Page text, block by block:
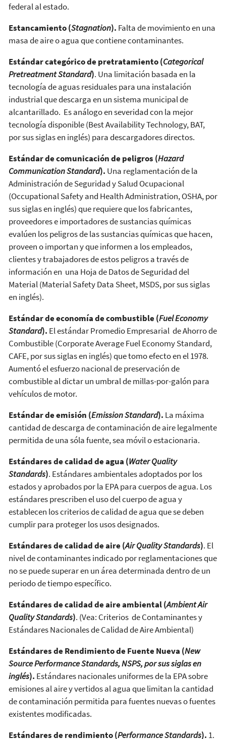
federal al estado.
Estancamiento (Stagnation). Falta de movimiento en una
masa de aire o agua que contiene contaminantes.
Estándar categórico de pretratamiento (Categorical
Pretreatment Standard). Una limitación basada en la
tecnología de aguas residuales para una instalación
industrial que descarga en un sistema municipal de
alcantarillado. Es análogo en severidad con la mejor
tecnología disponible (Best Availability Technology, BAT,
por sus siglas en inglés) para descargadores directos.
Estándar de comunicación de peligros (Hazard
Communication Standard). Una reglamentación de la
Administración de Seguridad y Salud Ocupacional
(Occupational Safety and Health Administration, OSHA, por
sus siglas en inglés) que requiere que los fabricantes,
proveedores e importadores de sustancias químicas
evalúen los peligros de las sustancias químicas que hacen,
proveen o importan y que informen a los empleados,
clientes y trabajadores de estos peligros a través de
información en una Hoja de Datos de Seguridad del
Material (Material Safety Data Sheet, MSDS, por sus siglas
en inglés).
Estándar de economía de combustible (Fuel Economy
Standard). El estándar Promedio Empresarial de Ahorro de
Combustible (Corporate Average Fuel Economy Standard,
CAFE, por sus siglas en inglés) que tomo efecto en el 1978.
Aumentó el esfuerzo nacional de preservación de
combustible al dictar un umbral de millas-por-galón para
vehículos de motor.
Estándar de emisión (Emission Standard). La máxima
cantidad de descarga de contaminación de aire legalmente
permitida de una sóla fuente, sea móvil o estacionaria.
Estándares de calidad de agua (Water Quality
Standards). Estándares ambientales adoptados por los
estados y aprobados por la EPA para cuerpos de agua. Los
estándares prescriben el uso del cuerpo de agua y
establecen los criterios de calidad de agua que se deben
cumplir para proteger los usos designados.
Estándares de calidad de aire (Air Quality Standards). El
nivel de contaminantes indicado por reglamentaciones que
no se puede superar en un área determinada dentro de un
periodo de tiempo específico.
Estándares de calidad de aire ambiental (Ambient Air
Quality Standards). (Vea: Criterios de Contaminantes y
Estándares Nacionales de Calidad de Aire Ambiental)
Estándares de Rendimiento de Fuente Nueva (New
Source Performance Standards, NSPS, por sus siglas en
inglés). Estándares nacionales uniformes de la EPA sobre
emisiones al aire y vertidos al agua que limitan la cantidad
de contaminación permitida para fuentes nuevas o fuentes
existentes modificadas.
Estándares de rendimiento (Performance Standards). 1.